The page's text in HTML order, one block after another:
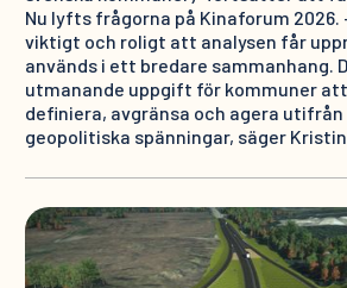
Nu lyfts frågorna på Kinaforum 2026.
viktigt och roligt att analysen får
används i ett bredare sammanhang.
utmanande uppgift för kommuner
definiera, avgränsa och agera utifrån
geopolitiska spänningar, säger